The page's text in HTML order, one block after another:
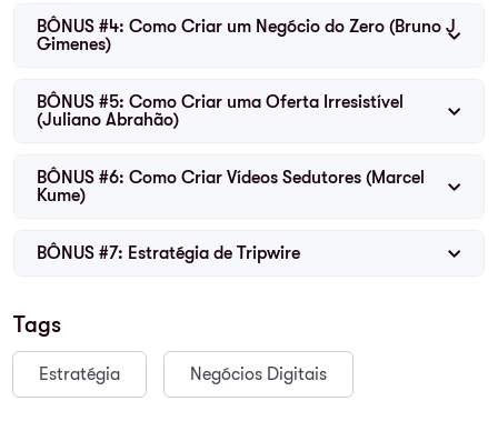
BÔNUS #4: Como Criar um Negócio do Zero (Bruno J
Gimenes)
BÔNUS #5: Como Criar uma Oferta Irresistível
(Juliano Abrahão)
BÔNUS #6: Como Criar Vídeos Sedutores (Marcel
Kume)
BÔNUS #7: Estratégia de Tripwire
Tags
Estratégia Negócios Digitais